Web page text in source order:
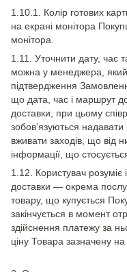
1.10.1. Колір готових
на екрані монітора
монітора.
1.11. Уточнити дату, час
можна у менеджера, який
підтвердження
що дата, час і маршрут
доставки, при цьому
зобов’язуються
вживати заходів, що від
інформації, що
1.12. Користувач розуміє
доставки — окрема
товару, що купується
закінчується в момент
здійснення платежу за
ціну Товара зазначену на